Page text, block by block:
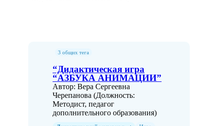
3 общих тега
“Дидактическая игра
“АЗБУКА АНИМАЦИИ”
Автор: Вера Сергеевна
Черепанова (Должность:
Методист, педагог
дополнительного образования)